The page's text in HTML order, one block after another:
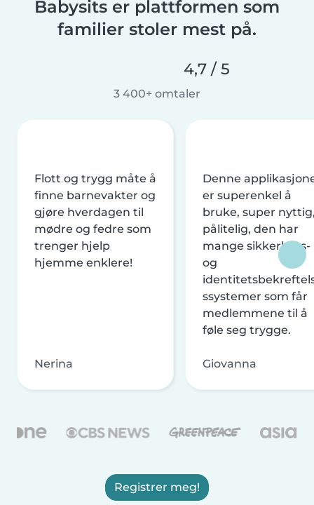
Babysits er plattformen som
familier stoler mest på.
4,7 / 5
3 400+ omtaler
Flott og trygg måte å
finne barnevakter og
gjøre hverdagen til
mødre og fedre som
trenger hjelp
hjemme enklere!
Nerina
Denne
er superenkel å
bruke, super
pålitelig, den har
mange sikkerhets-
og
ssystemer som får
medlemmene til å
føle seg trygge.
Giovanna
Registrer meg!